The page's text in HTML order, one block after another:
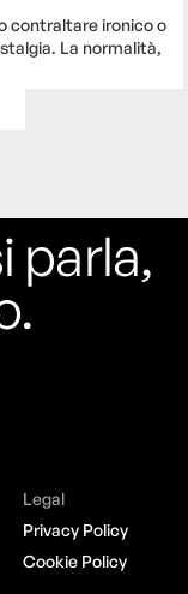
contraltare ironico o
La normalità,
parla,
Legal
Privacy Policy
Cookie Policy